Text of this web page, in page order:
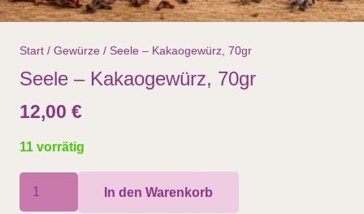
Start / Gewürze / Seele – Kakaogewürz, 70gr
Seele – Kakaogewürz, 70gr
12,00 €
11 vorrätig
–
In den Warenkorb